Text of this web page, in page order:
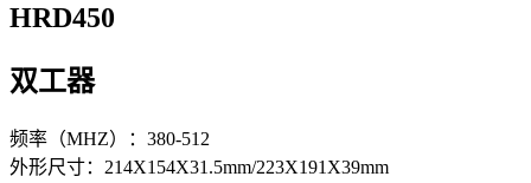
HRD450
双工器
频率（MHZ）：380-512
外形尺寸：214X154X31.5mm/223X191X39mm